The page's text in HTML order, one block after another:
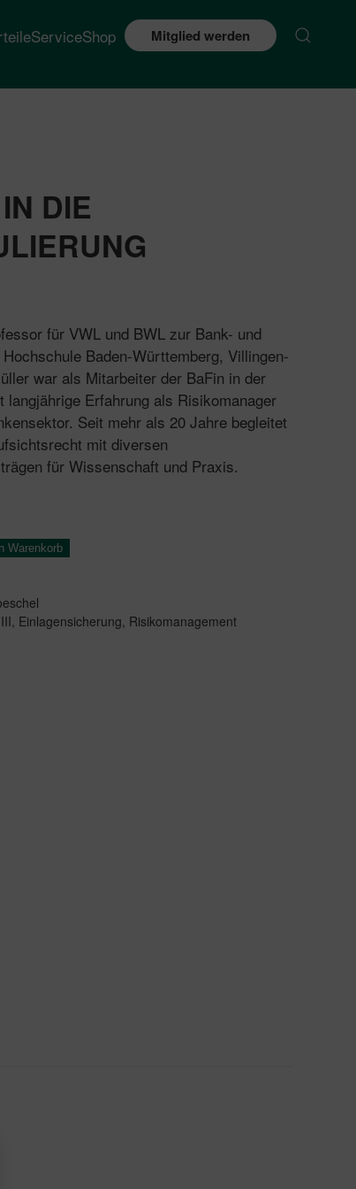
ServiceShop Mitglied werden
DIE
für VWL und BWL zur Bank- und
Baden-Württemberg, Villingen-
war als Mitarbeiter der BaFin in der
Erfahrung als Risikomanager
Seit mehr als 20 Jahre begleitet
mit diversen
für Wissenschaft und Praxis.
Warenkorb
, Einlagensicherung, Risikomanagement